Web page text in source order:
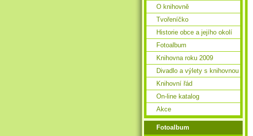
O knihovně
Tvořeníčko
Historie obce a jejího okolí
Fotoalbum
Knihovna roku 2009
Divadlo a výlety s knihovnou
Knihovní řád
On-line katalog
Akce
Fotoalbum